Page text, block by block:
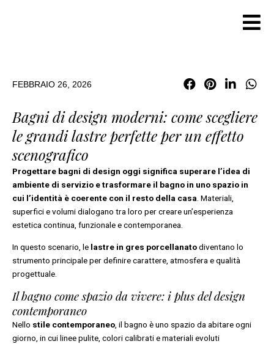
FEBBRAIO 26, 2026
Bagni di design moderni: come scegliere
le grandi lastre perfette per un effetto
scenografico
Progettare bagni di design oggi significa superare l’idea di
ambiente di servizio e trasformare il bagno in uno spazio in
cui l’identità è coerente con il resto della casa . Materiali,
superfici e volumi dialogano tra loro per creare un’esperienza
estetica continua, funzionale e contemporanea.
In questo scenario, le lastre in gres porcellanatodiventano lo
strumento principale per definire carattere, atmosfera e qualità
progettuale.
Il bagno come spazio da vivere: i plus del design
contemporaneo
Nello stile contemporaneo, il bagno è uno spazio da abitare ogni
giorno, in cui linee pulite, colori calibrati e materiali evoluti